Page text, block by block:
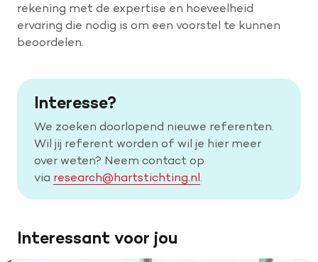
rekening met de expertise en hoeveelheid
ervaring die nodig is om een voorstel te kunnen
beoordelen.
Interesse?
We zoeken doorlopend nieuwe referenten.
Wil jij referent worden of wil je hier meer
over weten? Neem contact op
via research@hartstichting.nl.
Interessant voor jou